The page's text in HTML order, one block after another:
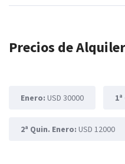
Precios de Alquiler
Enero: USD 30000
2ª Quin. Enero: USD 12000